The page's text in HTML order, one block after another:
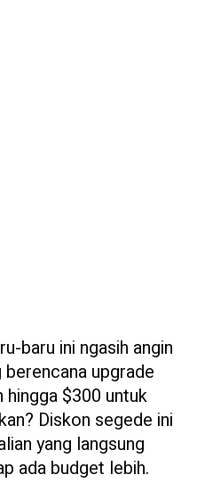
baru ini ngasih angin
upgrade
$300 untuk
Diskon segede ini
yang langsung
ada budget lebih.